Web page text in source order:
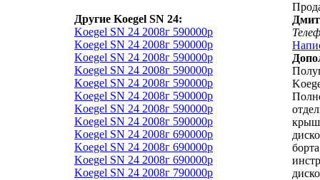
Другие Koegel SN 24:
Koegel SN 24 2008г 590000р
Koegel SN 24 2008г 590000р
Koegel SN 24 2008г 590000р
Koegel SN 24 2008г 590000р
Koegel SN 24 2008г 590000р
Koegel SN 24 2008г 590000р
Koegel SN 24 2008г 590000р
Koegel SN 24 2008г 590000р
Koegel SN 24 2008г 690000р
Koegel SN 24 2008г 690000р
Koegel SN 24 2008г 690000р
Koegel SN 24 2008г 790000р